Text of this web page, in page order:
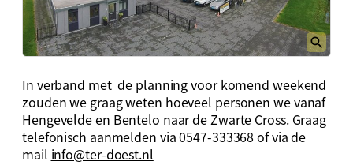
In verband met de planning voor komend weekend
zouden we graag weten hoeveel personen we vanaf
Hengevelde en Bentelo naar de Zwarte Cross. Graag
telefonisch aanmelden via 0547-333368 of via de
mail info@ter-doest.nl